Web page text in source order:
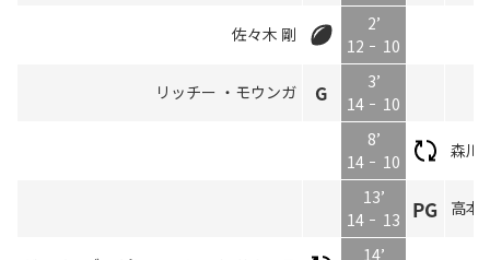
佐々木 剛
2’
12
10
リッチー ・モウンガ
3’
14
10
8’
14
10
森川
13’
14
13
高本
14’